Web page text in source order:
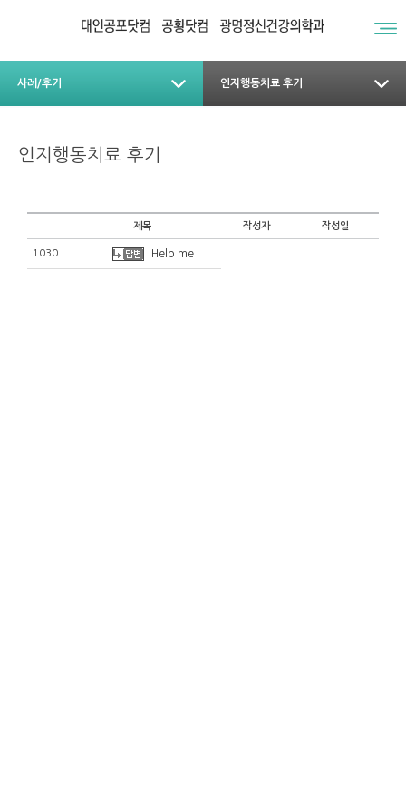
사례/후기 인지행동치료 후기
인지행동치료 후기
제목 작성자 작성일
1030 Help me